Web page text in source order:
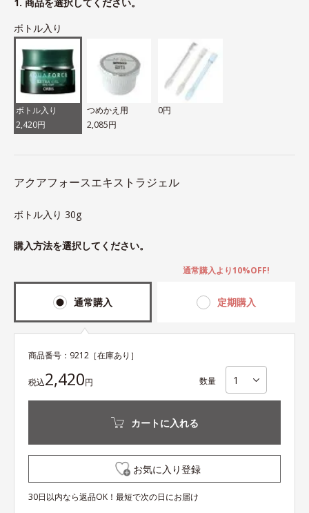
ボトル入り
ボトル入り
2,420円
つめかえ用
2,085円
0円
アクアフォースエキストラジェル
ボトル入り 30g
購入方法を選択してください。
通常購入 定期購入
通常購入より10%OFF!
商品番号： 9212 ［在庫あり］
税込2,420円 数量
カートに入れる
お気に入り登録
30日以内なら返品OK！最短で次の日にお届け